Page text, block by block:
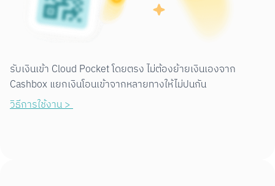
รับเงินเข้า Cloud Pocket โดยตรง ไม่ต้องย้ายเงินเองจาก
Cashbox แยกเงินโอนเข้าจากหลายทางให้ไม่ปนกัน
วิธีการใช้งาน >